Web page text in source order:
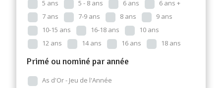
5 ans
5 - 8 ans 6 ans
6 ans +
7 ans
7-9 ans 8 ans
9 ans
10-15 ans
16-18 ans
10 ans
12 ans
14 ans 16 ans 18 ans
Primé ou nominé par année
As d'Or - Jeu de l'Année